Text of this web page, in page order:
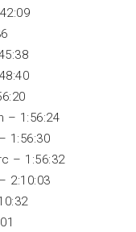
– 1:56:24
1:56:30
– 1:56:32
2:10:03